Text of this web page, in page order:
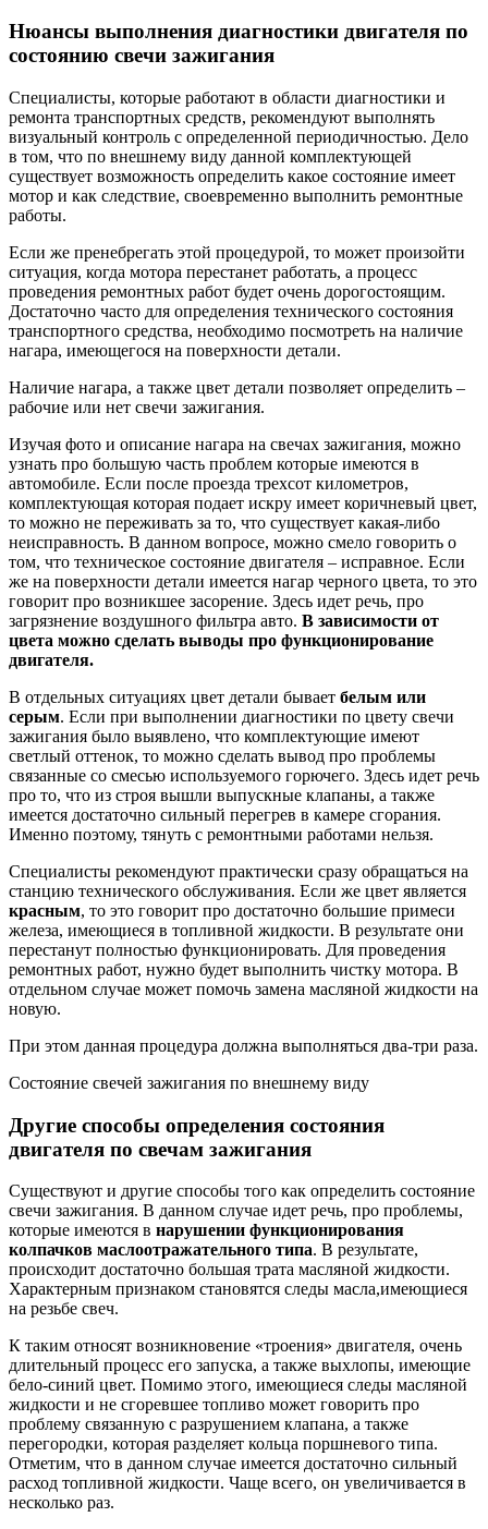
Нюансы выполнения диагностики двигателя по
состоянию свечи зажигания
Специалисты, которые работают в области диагностики и
ремонта транспортных средств, рекомендуют выполнять
визуальный контроль с определенной периодичностью. Дело
в том, что по внешнему виду данной комплектующей
существует возможность определить какое состояние имеет
мотор и как следствие, своевременно выполнить ремонтные
работы.
Если же пренебрегать этой процедурой, то может произойти
ситуация, когда мотора перестанет работать, а процесс
проведения ремонтных работ будет очень дорогостоящим.
Достаточно часто для определения технического состояния
транспортного средства, необходимо посмотреть на наличие
нагара, имеющегося на поверхности детали.
Наличие нагара, а также цвет детали позволяет определить –
рабочие или нет свечи зажигания.
Изучая фото и описание нагара на свечах зажигания, можно
узнать про большую часть проблем которые имеются в
автомобиле. Если после проезда трехсот километров,
комплектующая которая подает искру имеет коричневый цвет,
то можно не переживать за то, что существует какая-либо
неисправность. В данном вопросе, можно смело говорить о
том, что техническое состояние двигателя – исправное. Если
же на поверхности детали имеется нагар черного цвета, то это
говорит про возникшее засорение. Здесь идет речь, про
загрязнение воздушного фильтра авто. В зависимости от
цвета можно сделать выводы про функционирование
двигателя.
В отдельных ситуациях цвет детали бывает белым или
серым. Если при выполнении диагностики по цвету свечи
зажигания было выявлено, что комплектующие имеют
светлый оттенок, то можно сделать вывод про проблемы
связанные со смесью используемого горючего. Здесь идет речь
про то, что из строя вышли выпускные клапаны, а также
имеется достаточно сильный перегрев в камере сгорания.
Именно поэтому, тянуть с ремонтными работами нельзя.
Специалисты рекомендуют практически сразу обращаться на
станцию технического обслуживания. Если же цвет является
красным, то это говорит про достаточно большие примеси
железа, имеющиеся в топливной жидкости. В результате они
перестанут полностью функционировать. Для проведения
ремонтных работ, нужно будет выполнить чистку мотора. В
отдельном случае может помочь замена масляной жидкости на
новую.
При этом данная процедура должна выполняться два-три раза.
Состояние свечей зажигания по внешнему виду
Другие способы определения состояния
двигателя по свечам зажигания
Существуют и другие способы того как определить состояние
свечи зажигания. В данном случае идет речь, про проблемы,
которые имеются в нарушении функционирования
колпачков маслоотражательного типа. В результате,
происходит достаточно большая трата масляной жидкости.
Характерным признаком становятся следы масла,имеющиеся
на резьбе свеч.
К таким относят возникновение «троения» двигателя, очень
длительный процесс его запуска, а также выхлопы, имеющие
бело-синий цвет. Помимо этого, имеющиеся следы масляной
жидкости и не сгоревшее топливо может говорить про
проблему связанную с разрушением клапана, а также
перегородки, которая разделяет кольца поршневого типа.
Отметим, что в данном случае имеется достаточно сильный
расход топливной жидкости. Чаще всего, он увеличивается в
несколько раз.